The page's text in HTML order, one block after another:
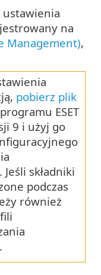
ustawienia
na
Management),
pobierz plik
ESET
9 i użyj go
składniki
podczas
również